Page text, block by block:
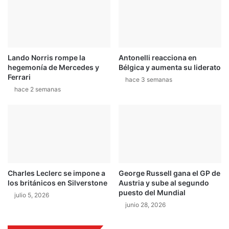
r
o
n
a
d
v
e
Lando Norris rompe la
hegemonía de Mercedes y
Ferrari
hace 2 semanas
Antonelli reacciona en
Bélgica y aumenta su liderato
hace 3 semanas
Charles Leclerc se impone a
los británicos en Silverstone
julio 5, 2026
George Russell gana el GP de
Austria y sube al segundo
puesto del Mundial
junio 28, 2026